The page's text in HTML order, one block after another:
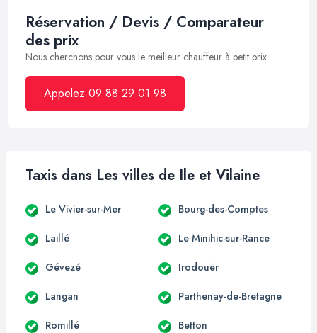
Réservation / Devis / Comparateur
des prix
Nous cherchons pour vous le meilleur chauffeur à petit prix
Appelez 09 88 29 01 98
Taxis dans Les villes de Ile et Vilaine
Le Vivier-sur-Mer Bourg-des-Comptes
Laillé Le Minihic-sur-Rance
Gévezé Irodouër
Langan Parthenay-de-Bretagne
Romillé Betton